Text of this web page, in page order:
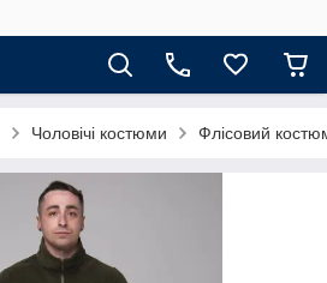
Чоловічі костюми Флісовий